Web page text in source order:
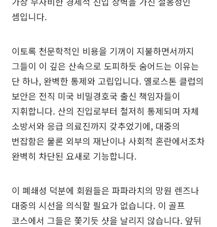
셈입니다.
이토록 천문학적인 비용을 기꺼이 지불하면서까지
그들이 이 깊은 산속으로 도피하듯 숨어드는 이유는
단 하나, 완벽한 통제와 고립입니다. 옐로스톤 클럽의
보안은 전직 미국 비밀경호국 출신 책임자들이
지휘합니다. 산의 진입로부터 철저히 통제되며 자체
소방서와 응급 의료진까지 갖추었기에, 대중의
번잡함은 물론 외부의 재난이나 사회적 혼란에서조차
완벽히 차단된 요새로 기능합니다.
이 폐쇄성 덕분에 회원들은 파파라치의 망원 렌즈나
대중의 시선을 의식할 필요가 없습니다. 이 골프
코스에서 그들은 쫓기듯 샷을 날리지 않습니다. 앞뒤